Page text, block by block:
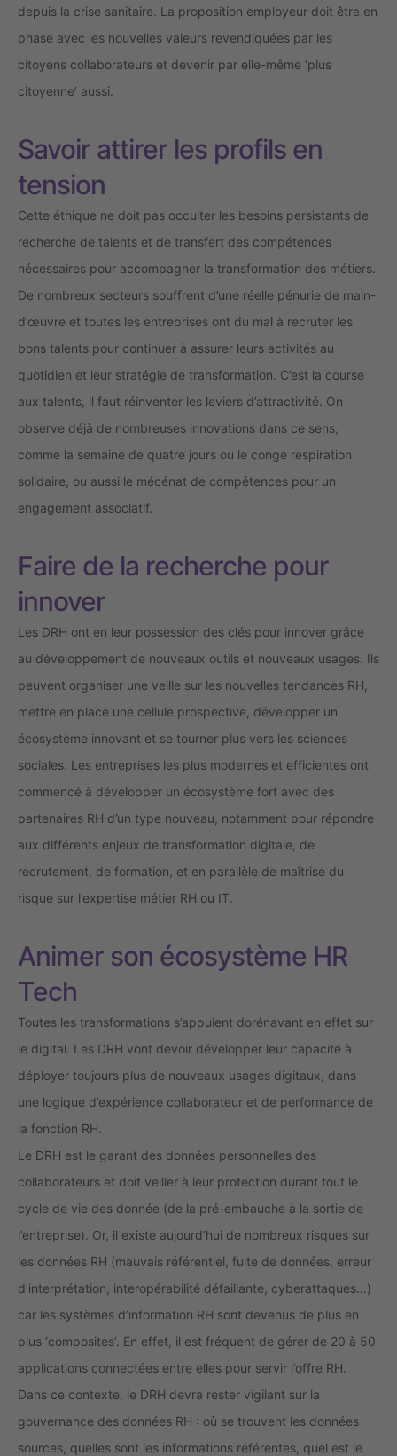
depuis la crise sanitaire. La proposition employeur doit être en
phase avec les nouvelles valeurs revendiquées par les
citoyens collaborateurs et devenir par elle-même ‘plus
citoyenne’ aussi.
Savoir attirer les profils en
tension
Cette éthique ne doit pas occulter les besoins persistants de
recherche de talents et de transfert des compétences
nécessaires pour accompagner la transformation des métiers.
De nombreux secteurs souffrent d’une réelle pénurie de main-
d’œuvre et toutes les entreprises ont du mal à recruter les
bons talents pour continuer à assurer leurs activités au
quotidien et leur stratégie de transformation. C’est la course
aux talents, il faut réinventer les leviers d’attractivité. On
observe déjà de nombreuses innovations dans ce sens,
comme la semaine de quatre jours ou le congé respiration
solidaire, ou aussi le mécénat de compétences pour un
engagement associatif.
Faire de la recherche pour
innover
Les DRH ont en leur possession des clés pour innover grâce
au développement de nouveaux outils et nouveaux usages. Ils
peuvent organiser une veille sur les nouvelles tendances RH,
mettre en place une cellule prospective, développer un
écosystème innovant et se tourner plus vers les sciences
sociales. Les entreprises les plus modernes et efficientes ont
commencé à développer un écosystème fort avec des
partenaires RH d’un type nouveau, notamment pour répondre
aux différents enjeux de transformation digitale, de
recrutement, de formation, et en parallèle de maîtrise du
risque sur l’expertise métier RH ou IT.
Animer son écosystème HR
Tech
Toutes les transformations s’appuient dorénavant en effet sur
le digital. Les DRH vont devoir développer leur capacité à
déployer toujours plus de nouveaux usages digitaux, dans
une logique d’expérience collaborateur et de performance de
la fonction RH.
Le DRH est le garant des données personnelles des
collaborateurs et doit veiller à leur protection durant tout le
cycle de vie des donnée (de la pré-embauche à la sortie de
l’entreprise). Or, il existe aujourd’hui de nombreux risques sur
les données RH (mauvais référentiel, fuite de données, erreur
d’interprétation, interopérabilité défaillante, cyberattaques…)
car les systèmes d’information RH sont devenus de plus en
plus ‘composites’. En effet, il est fréquent de gérer de 20 à 50
applications connectées entre elles pour servir l’offre RH.
Dans ce contexte, le DRH devra rester vigilant sur la
gouvernance des données RH : où se trouvent les données
sources, quelles sont les informations référentes, quel est le